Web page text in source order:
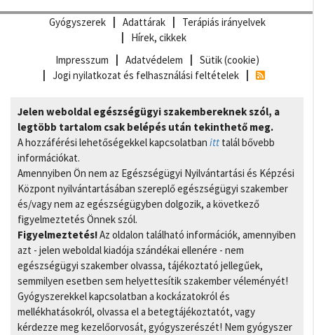
Gyógyszerek Adattárak
Terápiás irányelvek
Hírek, cikkek
Impresszum
Adatvédelem
Sütik (cookie)
Jogi nyilatkozat és felhasználási feltételek
Jelen weboldal egészségügyi szakembereknek szól, a
legtöbb tartalom csak belépés után tekinthető meg.
A hozzáférési lehetőségekkel kapcsolatban itt talál bővebb
információkat.
Amennyiben Ön nem az Egészségügyi Nyilvántartási és Képzési
Központ nyilvántartásában szereplő egészségügyi szakember
és/vagy nem az egészségügyben dolgozik, a következő
figyelmeztetés Önnek szól.
Figyelmeztetés!Az oldalon található információk, amennyiben
azt - jelen weboldal kiadója szándékai ellenére - nem
egészségügyi szakember olvassa, tájékoztató jellegűek,
semmilyen esetben sem helyettesítik szakember véleményét!
Gyógyszerekkel kapcsolatban a kockázatokról és
mellékhatásokról, olvassa el a betegtájékoztatót, vagy
kérdezze meg kezelőorvosát, gyógyszerészét! Nem gyógyszer